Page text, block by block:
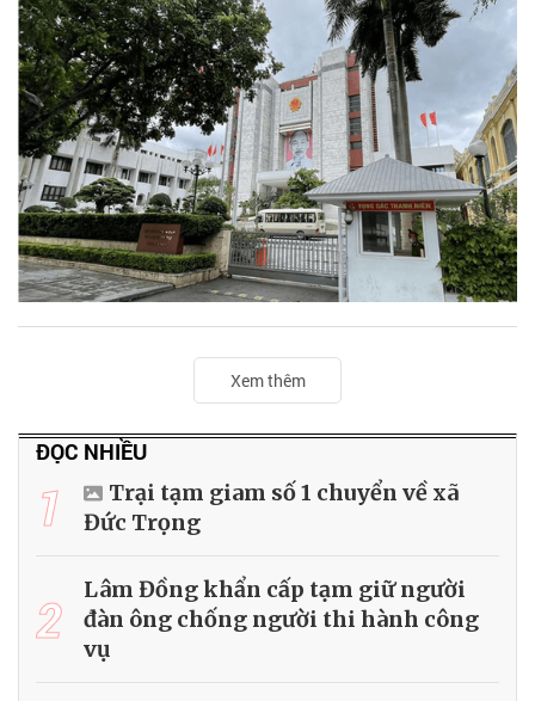
Xem thêm
ĐỌC NHIỀU
1
Trại tạm giam số 1 chuyển về xã
Đức Trọng
2
Lâm Đồng khẩn cấp tạm giữ người
đàn ông chống người thi hành công
vụ